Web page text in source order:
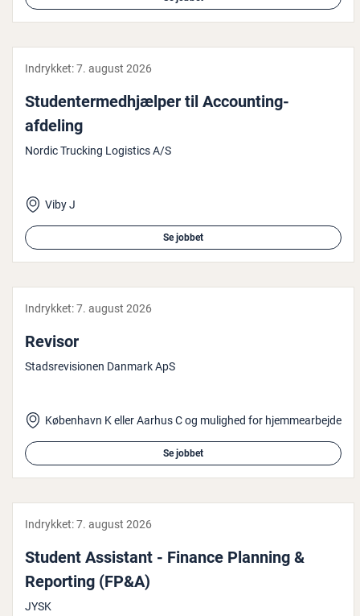
Indrykket:7. august 2026
Stu­den­ter­med­hjæl­per til Ac­co­un­ting-
afdeling
Nordic Trucking Logistics A/S
Viby J
Se jobbet
Indrykket:7. august 2026
Revisor
Stadsrevisionen Danmark ApS
København K eller Aarhus C og mulighed for hjemmearbejde
Se jobbet
Indrykket:7. august 2026
Student Assistant - Finance Planning &
Reporting (FP&A)
JYSK